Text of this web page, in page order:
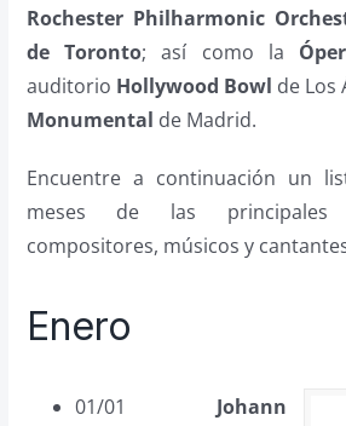
Rochester Philharmonic
de Toronto; así como la
auditorio Hollywood Bowl de Los
Monumental de Madrid.
Encuentre a continuación un
meses de las principales
compositores, músicos y
Enero
01/01 Johann